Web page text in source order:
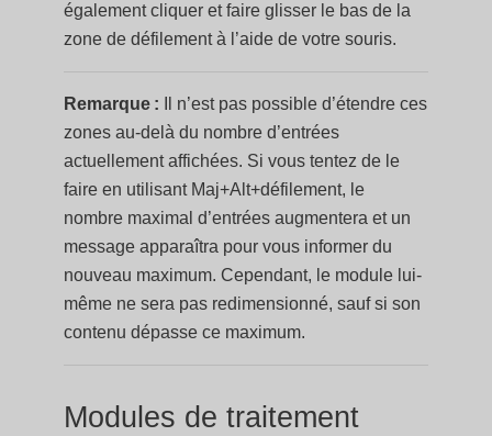
également cliquer et faire glisser le bas de la
zone de défilement à l’aide de votre souris.
Remarque : Il n’est pas possible d’étendre ces
zones au-delà du nombre d’entrées
actuellement affichées. Si vous tentez de le
faire en utilisant Maj+Alt+défilement, le
nombre maximal d’entrées augmentera et un
message apparaîtra pour vous informer du
nouveau maximum. Cependant, le module lui-
même ne sera pas redimensionné, sauf si son
contenu dépasse ce maximum.
Modules de traitement